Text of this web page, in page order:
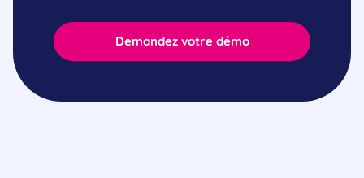
Demandez votre démo